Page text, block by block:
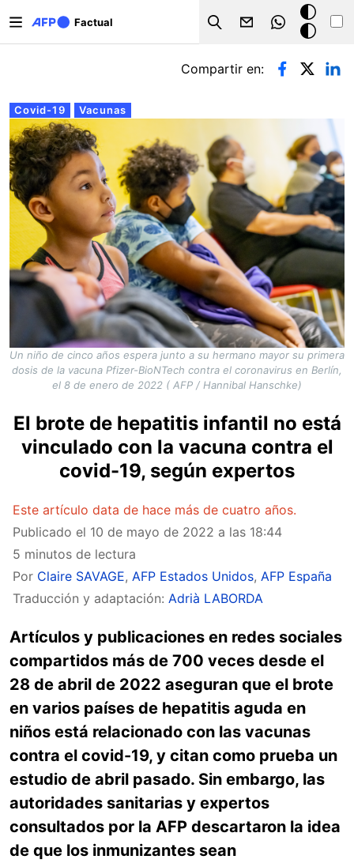
Factual
Search
Modo
oscuro
Solapas principales
Covid-19 Vacunas
Compartir en:
Un niño de cinco años espera junto a su hermano mayor su primera
dosis de la vacuna Pfizer-BioNTech contra el coronavirus en Berlín,
el 8 de enero de 2022 ( AFP / Hannibal Hanschke)
El brote de hepatitis infantil no está
vinculado con la vacuna contra el
covid-19, según expertos
Este artículo data de hace más de cuatro años.
Publicado el 10 de mayo de 2022 a las 18:44
5 minutos de lectura
Por Claire SAVAGE, AFP Estados Unidos, AFP España
Traducción y adaptación: Adrià LABORDA
Artículos y publicaciones en redes sociales
compartidos más de 700 veces desde el
28 de abril de 2022 aseguran que el brote
en varios países de hepatitis aguda en
niños está relacionado con las vacunas
contra el covid-19, y citan como prueba un
estudio de abril pasado. Sin embargo, las
autoridades sanitarias y expertos
consultados por la AFP descartaron la idea
de que los inmunizantes sean